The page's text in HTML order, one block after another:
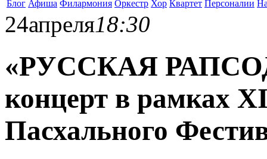
Блог Афиша Филармония Оркестр Хор Квартет Персоналии
24апреля18:30
«РУССКАЯ
концерт в рамках
Пасхального